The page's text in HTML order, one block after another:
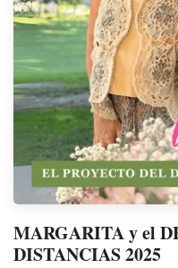
MARGARITA y el
DISTANCIAS 2025